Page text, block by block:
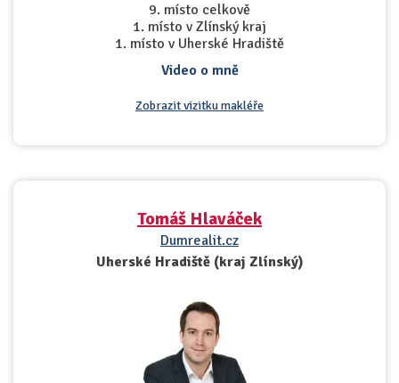
9. místo celkově
1. místo v Zlínský kraj
1. místo v Uherské Hradiště
Video o mně
Zobrazit vizitku makléře
Tomáš Hlaváček
Dumrealit.cz
Uherské Hradiště (kraj Zlínský)